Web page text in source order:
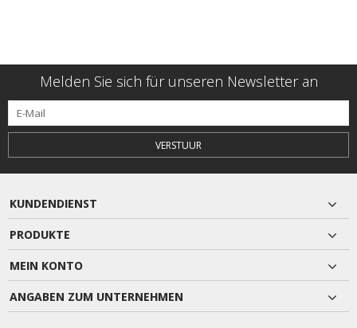
Melden Sie sich für unseren Newsletter an
VERSTUUR
KUNDENDIENST
PRODUKTE
MEIN KONTO
ANGABEN ZUM UNTERNEHMEN